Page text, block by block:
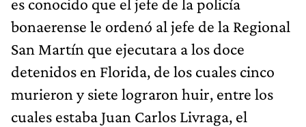
bonaerense le ordenó al jefe de la Regional
San Martín que ejecutara a los doce
detenidos en Florida, de los cuales cinco
murieron y siete lograron huir, entre los
cuales estaba Juan Carlos Livraga, el